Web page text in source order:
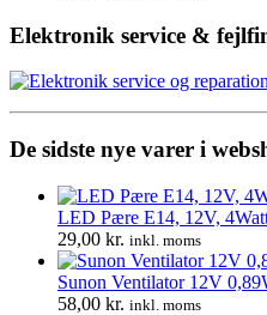
pris
1.050,00 kr..
pris
930,00 kr..
Elektronik service &
De sidste nye varer i
LED Pære E14, 12V,
29,00 kr. inkl. moms
Sunon Ventilator 12V
58,00 kr. inkl. moms